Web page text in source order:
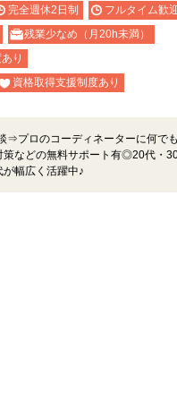
完全週休2日制
フルタイム歓
残業少なめ（月20h未満）
り
資格取得支援制度あり
⇒プロのコーディネーターに何で
策などの無料サポート有◎20代・
幅広く活躍中♪